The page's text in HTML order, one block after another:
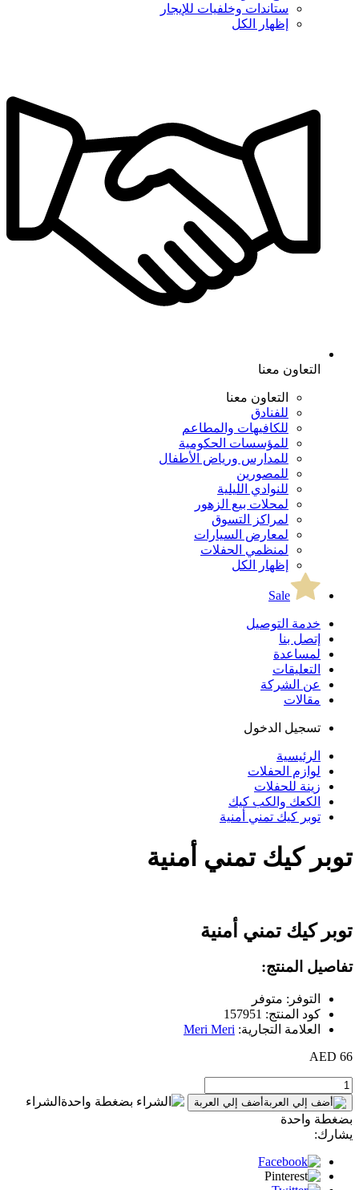
ستاندات وخلفيات للإيجار
إظهار الكل
التعاون معنا
التعاون معنا
للفنادق
للكافيهات والمطاعم
للمؤسسات الحكومية
للمدارس ورياض الأطفال
للمصورين
للنوادي الليلية
لمحلات بيع الزهور
لمراكز التسوق
لمعارض السيارات
لمنظمي الحفلات
إظهار الكل
Sale
خدمة التوصيل
إتصل بنا
لمساعدة
التعليقات
عن الشركة
مقالات
تسجيل الدخول
الرئيسية
لوازم الحفلات
زينة للحفلات
الكعك والكب كيك
توبر كيك تمني أمنية
توبر كيك تمني أمنية
توبر كيك تمني أمنية
تفاصيل المنتج:
التوفر: متوفر
كود المنتج: 157951
العلامة التجارية: Meri Meri
66 AED
أضف إلي العربة
الشراء
بضغطة واحدة
يشارك: